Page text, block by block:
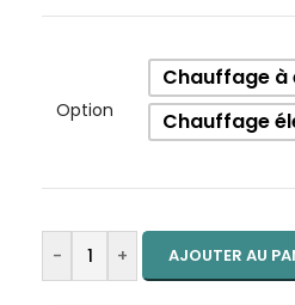
Option
Chauffage à
Chauffage
- + AJOUTER AU